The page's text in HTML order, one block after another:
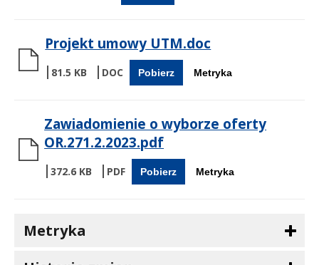
Projekt umowy UTM.doc
81.5 KB Pobierz Metryka
Zawiadomienie o wyborze oferty
OR.271.2.2023.pdf
372.6 KB Pobierz Metryka
Metryka